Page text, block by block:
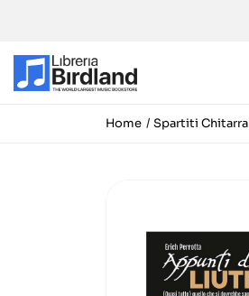
Home Spartiti Chitarra